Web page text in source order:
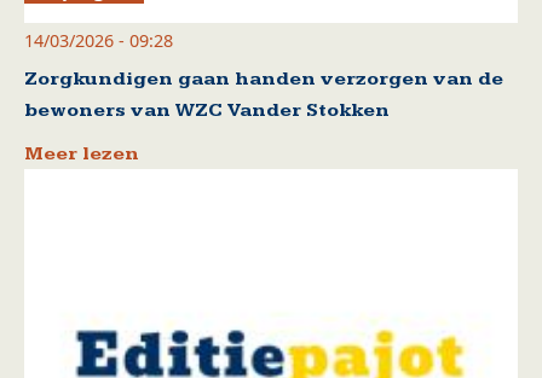
14/03/2026 - 09:28
Zorgkundigen gaan handen verzorgen van de
bewoners van WZC Vander Stokken
Meer lezen